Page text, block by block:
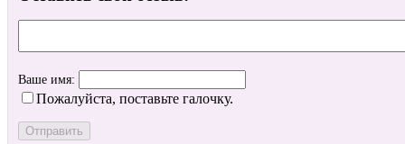
Ваше имя:
Пожалуйста, поставьте галочку.